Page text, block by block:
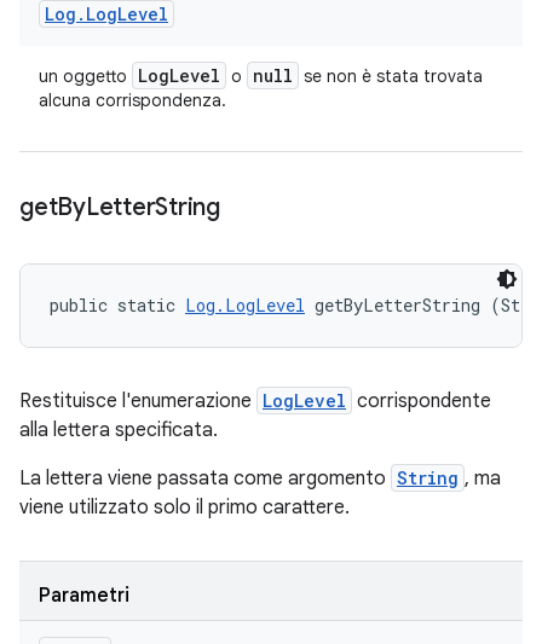
Log . LogLevel
un oggetto LogLevel o null se non è stata trovata
alcuna corrispondenza.
getByLetterString
public static Log.LogLevel getByLetterString
Restituisce l'enumerazione LogLevel corrispondente
alla lettera specificata.
La lettera viene passata come argomento String , ma
viene utilizzato solo il primo carattere.
Parametri